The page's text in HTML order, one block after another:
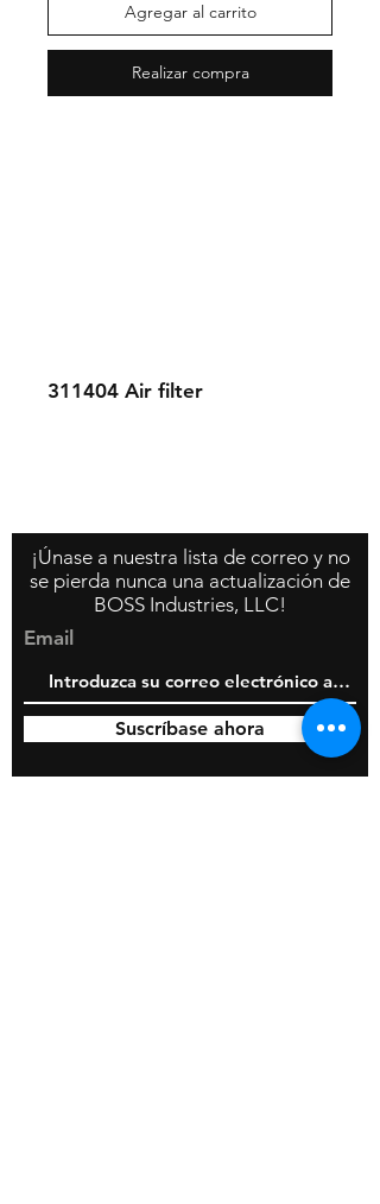
Agregar al carrito
Realizar compra
311404 Air filter
¡Únase a nuestra lista de correo y no
se pierda nunca una actualización de
BOSS Industries, LLC!
Email
Suscríbase ahora